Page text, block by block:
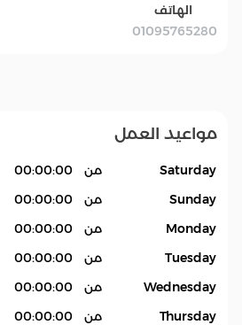
الهاتف
01095765280
مواعيد العمل
Saturday من 00:00:00
Sunday
من 00:00:00
Monday
من 00:00:00
Tuesday
من 00:00:00
Wednesday
من 00:00:00
Thursday
من 00:00:00